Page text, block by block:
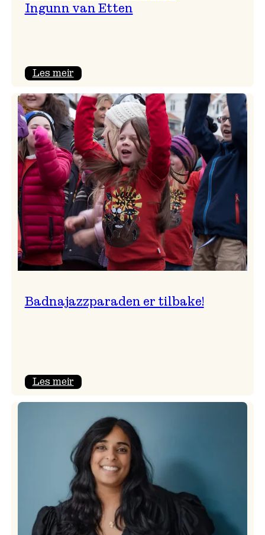
Ingunn van Etten
Les meir:
2026
–
Ingunn van Etten
Badnajazzparaden er tilbake!
Les meir:
tilbake!